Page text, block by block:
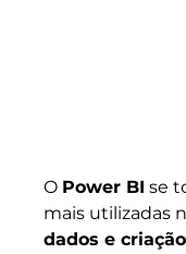
O Power BI se
mais utilizadas
dados e